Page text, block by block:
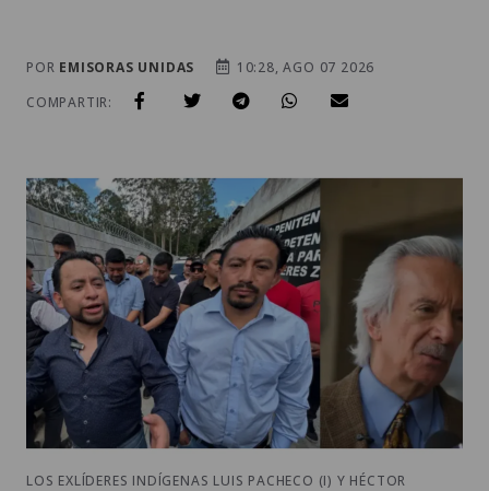
POR EMISORAS UNIDAS
10:28, AGO 07 2026
COMPARTIR:
LOS EXLÍDERES INDÍGENAS LUIS PACHECO (I) Y HÉCTOR